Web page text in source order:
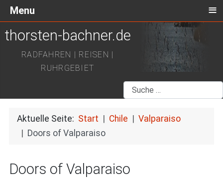
thorsten-bachner.de
RADFAHREN | REISEN |
RUHRGEBIET
Suchen
Aktuelle Seite: Start Chile
Valparaiso
Doors of Valparaiso
Doors of Valparaiso
Menu ≡